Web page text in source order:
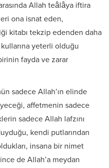
Allah teâlâya iftira
ona isnat eden,
kitabı tekzip edenden daha
kullarına yeterli olduğu
fayda ve zarar
sadece Allah’ın elinde
affetmenin sadece
sadece Allah lafzını
kendi putlarından
insana bir nimet
de Allah’a meydan